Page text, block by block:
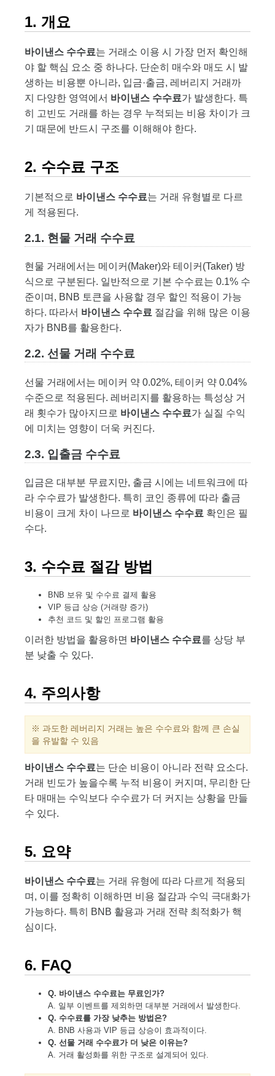
1. 개요
바이낸스 수수료는 거래소 이용 시 가장 먼저 확인해
야 할 핵심 요소 중 하나다. 단순히 매수와 매도 시 발
생하는 비용뿐 아니라, 입금·출금, 레버리지 거래까
지 다양한 영역에서 바이낸스 수수료가 발생한다. 특
히 고빈도 거래를 하는 경우 누적되는 비용 차이가 크
기 때문에 반드시 구조를 이해해야 한다.
2. 수수료 구조
기본적으로 바이낸스 수수료는 거래 유형별로 다르
게 적용된다.
2.1. 현물 거래 수수료
현물 거래에서는 메이커(Maker)와 테이커(Taker) 방
식으로 구분된다. 일반적으로 기본 수수료는 0.1% 수
준이며, BNB 토큰을 사용할 경우 할인 적용이 가능
하다. 따라서 바이낸스 수수료 절감을 위해 많은 이용
자가 BNB를 활용한다.
2.2. 선물 거래 수수료
선물 거래에서는 메이커 약 0.02%, 테이커 약 0.04%
수준으로 적용된다. 레버리지를 활용하는 특성상 거
래 횟수가 많아지므로 바이낸스 수수료가 실질 수익
에 미치는 영향이 더욱 커진다.
2.3. 입출금 수수료
입금은 대부분 무료지만, 출금 시에는 네트워크에 따
라 수수료가 발생한다. 특히 코인 종류에 따라 출금
비용이 크게 차이 나므로 바이낸스 수수료 확인은 필
수다.
3. 수수료 절감 방법
BNB 보유 및 수수료 결제 활용
VIP 등급 상승 (거래량 증가)
추천 코드 및 할인 프로그램 활용
이러한 방법을 활용하면 바이낸스 수수료를 상당 부
분 낮출 수 있다.
4. 주의사항
※ 과도한 레버리지 거래는 높은 수수료와 함께 큰 손실
을 유발할 수 있음
바이낸스 수수료는 단순 비용이 아니라 전략 요소다.
거래 빈도가 높을수록 누적 비용이 커지며, 무리한 단
타 매매는 수익보다 수수료가 더 커지는 상황을 만들
수 있다.
5. 요약
바이낸스 수수료는 거래 유형에 따라 다르게 적용되
며, 이를 정확히 이해하면 비용 절감과 수익 극대화가
가능하다. 특히 BNB 활용과 거래 전략 최적화가 핵
심이다.
6. FAQ
Q. 바이낸스 수수료는 무료인가?
A. 일부 이벤트를 제외하면 대부분 거래에서 발생한다.
Q. 수수료를 가장 낮추는 방법은?
A. BNB 사용과 VIP 등급 상승이 효과적이다.
Q. 선물 거래 수수료가 더 낮은 이유는?
A. 거래 활성화를 위한 구조로 설계되어 있다.